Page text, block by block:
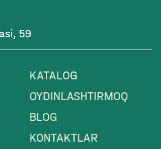
59
KATALOG
OYDINLASHTIRMOQ
BLOG
KONTAKTLAR